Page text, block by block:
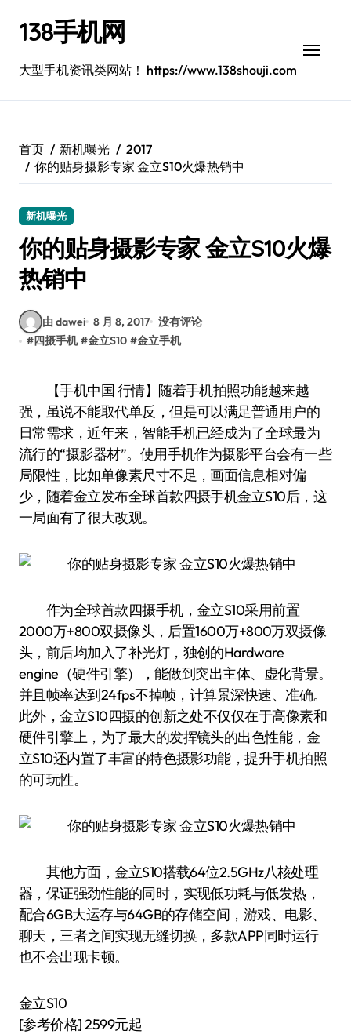
138手机网
大型手机资讯类网站！ https://www.138shouji.com
首页 新机曝光
2017
你的贴身摄影专家 金立S10火爆热销中
新机曝光
你的贴身摄影专家 金立S10火爆
热销中
由 dawei 8 月 8, 2017 没有评论
#四摄手机 #金立S10 #金立手机
【手机中国 行情】随着手机拍照功能越来越
强，虽说不能取代单反，但是可以满足普通用户的
日常需求，近年来，智能手机已经成为了全球最为
流行的“摄影器材”。使用手机作为摄影平台会有一些
局限性，比如单像素尺寸不足，画面信息相对偏
少，随着金立发布全球首款四摄手机金立S10后，这
一局面有了很大改观。
作为全球首款四摄手机，金立S10采用前置
2000万+800双摄像头，后置1600万+800万双摄像
头，前后均加入了补光灯，独创的Hardware
engine（硬件引擎），能做到突出主体、虚化背景。
并且帧率达到24fps不掉帧，计算景深快速、准确。
此外，金立S10四摄的创新之处不仅仅在于高像素和
硬件引擎上，为了最大的发挥镜头的出色性能，金
立S10还内置了丰富的特色摄影功能，提升手机拍照
的可玩性。
其他方面，金立S10搭载64位2.5GHz八核处理
器，保证强劲性能的同时，实现低功耗与低发热，
配合6GB大运存与64GB的存储空间，游戏、电影、
聊天，三者之间实现无缝切换，多款APP同时运行
也不会出现卡顿。
金立S10
[参考价格] 2599元起